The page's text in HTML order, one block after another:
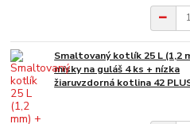
Smaltovaný kotlík 25 L (1,2
misky na guláš 4 ks + nízka
žiaruvzdorná kotlina 42